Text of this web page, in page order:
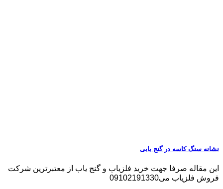
نشانه سنگ کاسه در گنج یابی
این مقاله صرفا جهت خرید فلزیاب و گنج یاب از معتبرترین شرکت
فروش فلزیاب می09102191330